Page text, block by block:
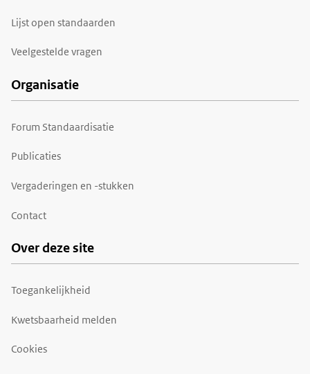
Lijst open standaarden
Veelgestelde vragen
Organisatie
Forum Standaardisatie
Publicaties
Vergaderingen en -stukken
Contact
Over deze site
Toegankelijkheid
Kwetsbaarheid melden
Cookies